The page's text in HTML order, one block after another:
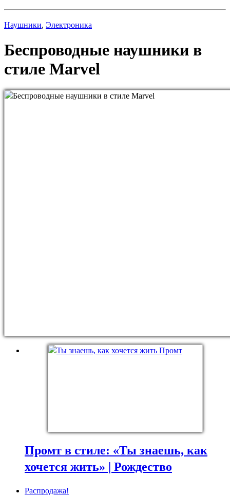
Наушники, Электроника
Беспроводные наушники в
стиле Marvel
Промт в стиле: «Ты знаешь, как
хочется жить» | Рождество
Распродажа!